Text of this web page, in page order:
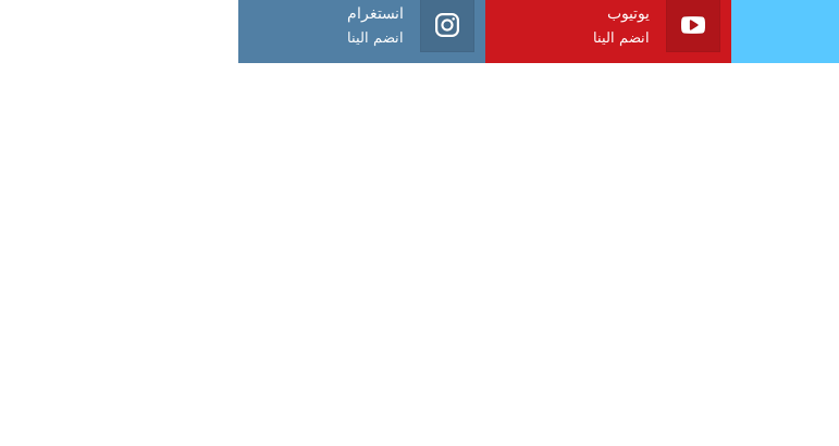
يوتيوب
انضم الينا
انستغرام
انضم الينا